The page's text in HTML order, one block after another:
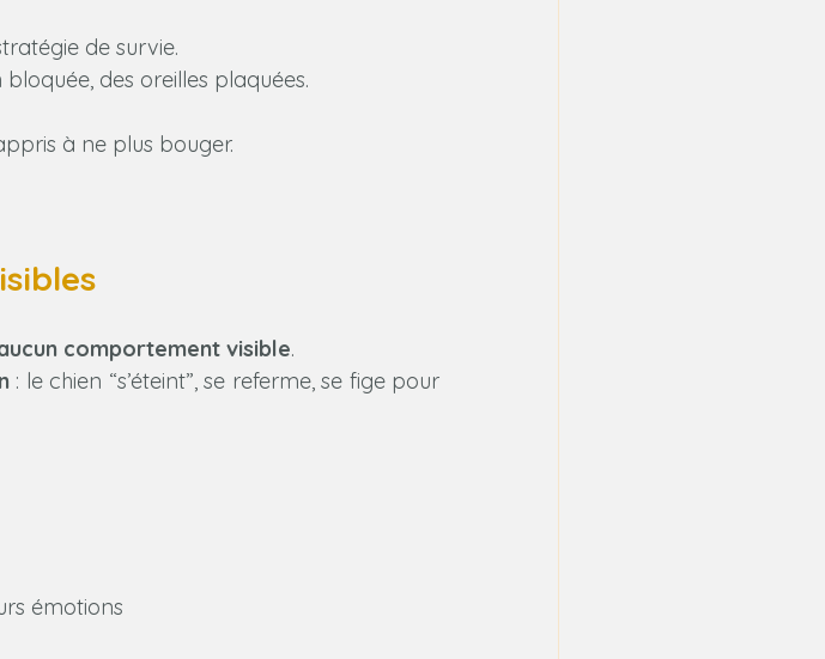
de survie.
des oreilles plaquées.
à ne plus bouger.
comportement visible.
: le chien “s’éteint”, se referme, se fige pour
émotions